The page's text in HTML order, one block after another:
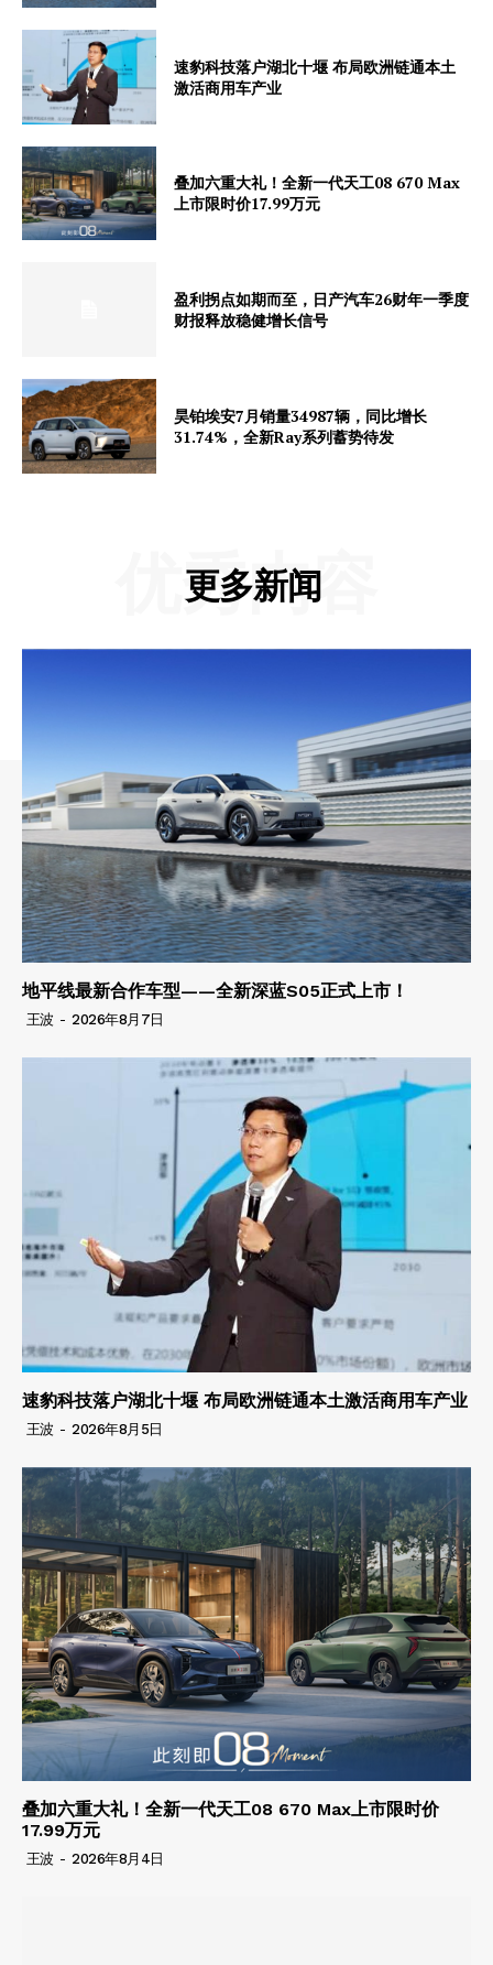
速豹科技落户湖北十堰 布局欧洲链通本土
激活商用车产业
叠加六重大礼！全新一代天工08 670 Max
上市限时价17.99万元
盈利拐点如期而至，日产汽车26财年一季度
财报释放稳健增长信号
昊铂埃安7月销量34987辆，同比增长
31.74%，全新Ray系列蓄势待发
更多新闻
优秀内容
地平线最新合作车型——全新深蓝S05正式上市！
王波 - 2026年8月7日
速豹科技落户湖北十堰 布局欧洲链通本土激活商用车产业
王波 - 2026年8月5日
叠加六重大礼！全新一代天工08 670 Max上市限时价
17.99万元
王波 - 2026年8月4日